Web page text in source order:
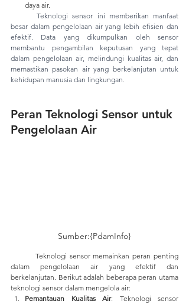
daya air.
Teknologi sensor ini memberikan manfaat
besar dalam pengelolaan air yang lebih efisien dan
efektif. Data yang dikumpulkan oleh sensor
membantu pengambilan keputusan yang tepat
dalam pengelolaan air, melindungi kualitas air, dan
memastikan pasokan air yang berkelanjutan untuk
kehidupan manusia dan lingkungan.
Peran Teknologi Sensor untuk
Pengelolaan Air
Sumber:{PdamInfo}
dalam pengelolaan air yang efektif dan
berkelanjutan. Berikut adalah beberapa peran utama
teknologi sensor dalam mengelola air:
Pemantauan Kualitas Air: Teknologi sensor